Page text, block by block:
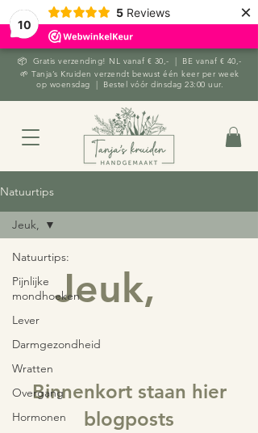
10
5 Reviews ×
📦 Gratis verzending! NL vanaf € 30,- | BE vanaf € 40,-
🌱 Tanja’s Kruiden verzendt bewust één keer per week
op woensdag | Bestel vóór dinsdag 23:00 uur.
Natuurtips
Natuurtips:
Pijnlijke
mondhoeken
Lever
Darmgezondheid
Wratten
Overgang
Hormonen
Jeuk,
Jeuk,
Binnenkort staan hier
blogposts